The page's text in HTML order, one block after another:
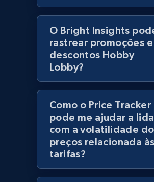
Zara - Products - discovery by
Category id, Product id, Product
Currency, Colour code, Colour,
1.2K+ 208+
O Bright Insights
rastrear promoções e
descontos Hobby
Lobby?
Como o Price Tracker
pode me ajudar a
com a volatilidade
preços relacionada às
tarifas?